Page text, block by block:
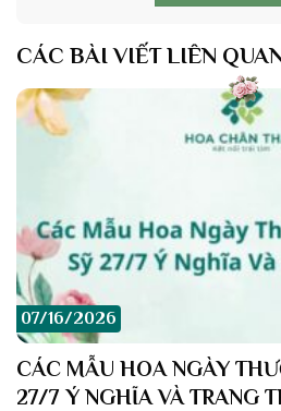
CÁC BÀI VIẾT LIÊN
CÁC MẪU HOA NGÀY
27/7 Ý NGHĨA VÀ TRANG
07/16/2026